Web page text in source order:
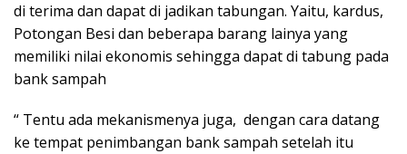
di terima dan dapat di jadikan tabungan. Yaitu, kardus,
Potongan Besi dan beberapa barang lainya yang
memiliki nilai ekonomis sehingga dapat di tabung pada
bank sampah
“ Tentu ada mekanismenya juga, dengan cara datang
ke tempat penimbangan bank sampah setelah itu